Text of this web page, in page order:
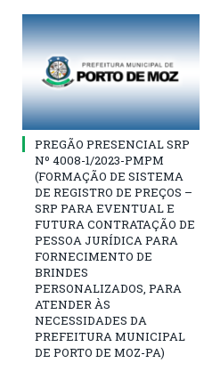
PREGÃO PRESENCIAL SRP
Nº 4008-1/2023-PMPM
(FORMAÇÃO DE SISTEMA
DE REGISTRO DE PREÇOS –
SRP PARA EVENTUAL E
FUTURA CONTRATAÇÃO DE
PESSOA JURÍDICA PARA
FORNECIMENTO DE
BRINDES
PERSONALIZADOS, PARA
ATENDER ÀS
NECESSIDADES DA
PREFEITURA MUNICIPAL
DE PORTO DE MOZ-PA)